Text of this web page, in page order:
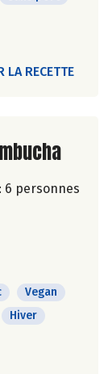
LA RECETTE
6 personnes
Vegan
Hiver